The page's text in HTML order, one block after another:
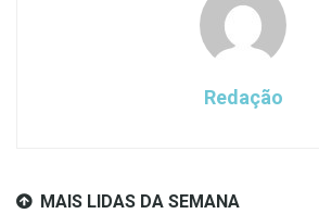
Redação
MAIS LIDAS DA SEMANA